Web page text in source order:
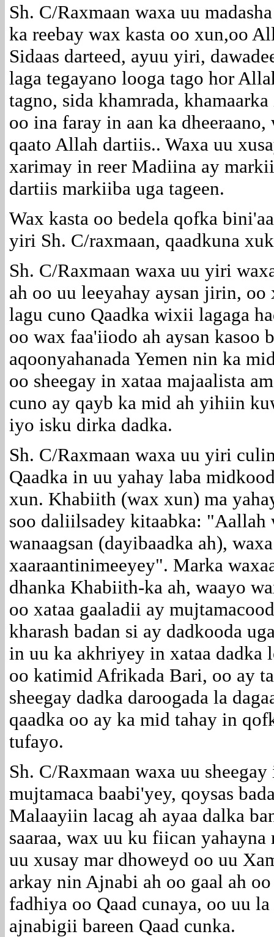
Sh. C/Raxmaan waxa uu
ka reebay wax kasta oo xun,oo
Sidaas darteed, ayuu yiri,
laga tegayano looga tago hor
tagno, sida khamrada,
oo ina faray in aan ka
qaato Allah dartiis.. Waxa uu
xarimay in reer Madiina ay
dartiis markiiba uga tageen.
Wax kasta oo bedela qofka
yiri Sh. C/raxmaan, qaadkuna
Sh. C/Raxmaan waxa uu yiri
ah oo uu leeyahay aysan jirin,
lagu cuno Qaadka wixii lagaga
oo wax faa'iiodo ah aysan kasoo
aqoonyahanada Yemen nin ka
oo sheegay in xataa majaalista
cuno ay qayb ka mid ah yihiin
iyo isku dirka dadka.
Sh. C/Raxmaan waxa uu yiri
Qaadka in uu yahay laba
xun. Khabiith (wax xun) ma
soo daliilsadey kitaabka:
wanaagsan (dayibaadka ah),
xaaraantinimeeyey". Marka
dhanka Khabiith-ka ah, waayo
oo xataa gaaladii ay
kharash badan si ay dadkooda
in uu ka akhriyey in xataa dadka
oo katimid Afrikada Bari, oo ay
sheegay dadka daroogada la
qaadka oo ay ka mid tahay in
tufayo.
Sh. C/Raxmaan waxa uu
mujtamaca baabi'yey, qoysas
Malaayiin lacag ah ayaa dalka
saaraa, wax uu ku fiican yahayna
uu xusay mar dhoweyd oo uu
arkay nin Ajnabi ah oo gaal ah
fadhiya oo Qaad cunaya, oo uu
ajnabigii bareen Qaad cunka.